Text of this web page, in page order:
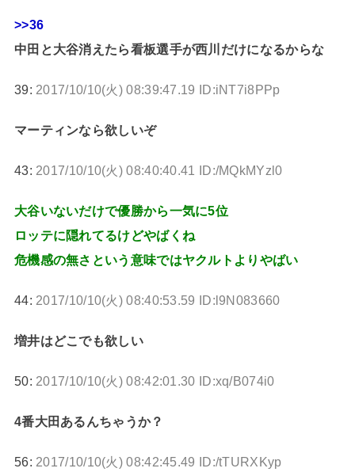
>>36
中田と大谷消えたら看板選手が西川だけになるからな
39: 2017/10/10(火) 08:39:47.19 ID:iNT7i8PPp
マーティンなら欲しいぞ
43: 2017/10/10(火) 08:40:40.41 ID:/MQkMYzl0
大谷いないだけで優勝から一気に5位
ロッテに隠れてるけどやばくね
危機感の無さという意味ではヤクルトよりやばい
44: 2017/10/10(火) 08:40:53.59 ID:l9N083660
増井はどこでも欲しい
50: 2017/10/10(火) 08:42:01.30 ID:xq/B074i0
4番大田あるんちゃうか？
56: 2017/10/10(火) 08:42:45.49 ID:/tTURXKyp